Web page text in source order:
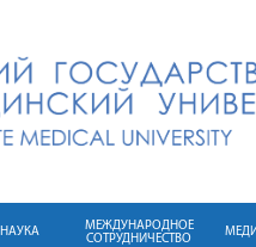
НАУКА
МЕЖДУНАРОДНОЕ
СОТРУДНИЧЕСТВО